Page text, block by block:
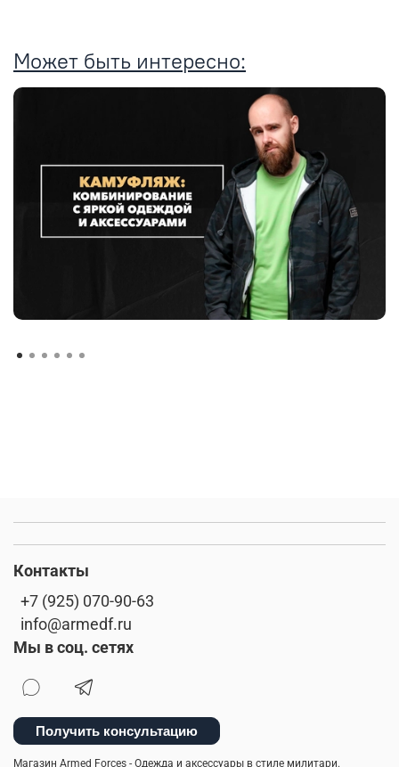
Может быть интересно:
Контакты
+7 (925) 070-90-63
info@armedf.ru
Мы в соц. сетях
Получить консультацию
Магазин Armed Forces - Одежда и аксессуары в стиле милитари.